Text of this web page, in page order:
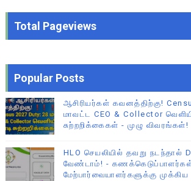
Total Pageviews
Popular Posts
ஆசிரியர்கள் கவனத்திற்கு!
மாவட்ட CEO & Collector
சுற்றறிக்கைகள் - முழு விவரங்கள்!
HLO செயலியில் தவறு நடந்தால்
வேண்டாம்! - கணக்கெடுப்பாளர்கள்
மேற்பார்வையாளர்களுக்கு